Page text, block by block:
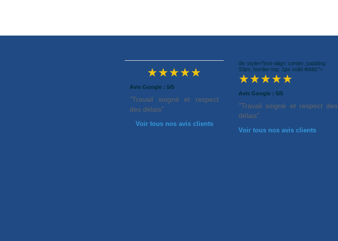
★★★★★
Avis Google : 5/5
"Travail soigné et respect
des délais"
Voir tous nos avis clients
div style="text-align: center; padding:
10px; border-top: 1px solid #ddd;">
★★★★★
Avis Google : 5/5
"Travail soigné et respect des
délais"
Voir tous nos avis clients